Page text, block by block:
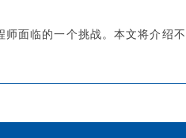
面临的一个挑战。本文将介绍不